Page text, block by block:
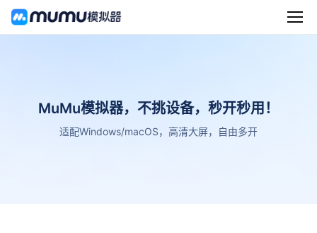
MuMu模拟器，不挑设备，秒开秒用！
适配Windows/macOS，高清大屏，自由多开